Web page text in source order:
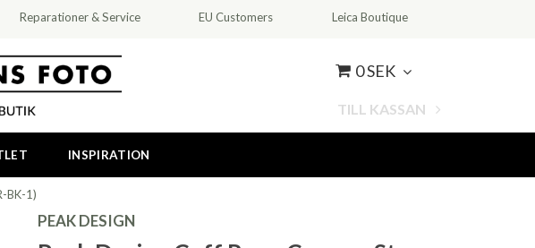
Reparationer & Service EU Customers Leica Boutique
0 SEK
TILL KASSAN
INSPIRATION
BK-1)
PEAK DESIGN